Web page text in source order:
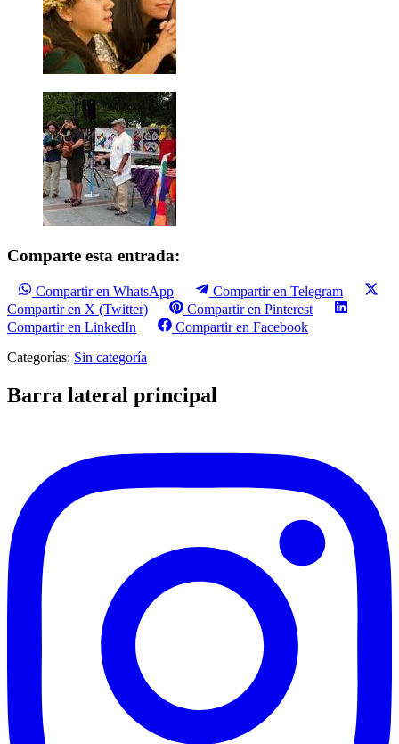
Comparte esta entrada:
Compartir en WhatsApp
Compartir en Telegram
Compartir en X (Twitter)
Compartir en Pinterest
Compartir en LinkedIn
Compartir en Facebook
Categorías: Sin categoría
Barra lateral principal